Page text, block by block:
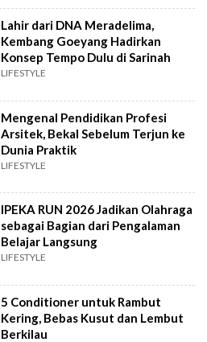
Lahir dari DNA Meradelima,
Kembang Goeyang Hadirkan
Konsep Tempo Dulu di Sarinah
LIFESTYLE
Mengenal Pendidikan Profesi
Arsitek, Bekal Sebelum Terjun ke
Dunia Praktik
LIFESTYLE
IPEKA RUN 2026 Jadikan Olahraga
sebagai Bagian dari Pengalaman
Belajar Langsung
LIFESTYLE
5 Conditioner untuk Rambut
Kering, Bebas Kusut dan Lembut
Berkilau